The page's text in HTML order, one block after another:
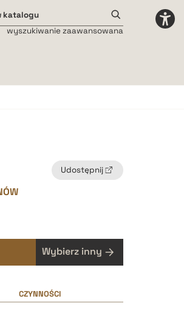
wyszukiwanie zaawansowana
Udostępnij
Wybierz inny
CZYNNOŚCI